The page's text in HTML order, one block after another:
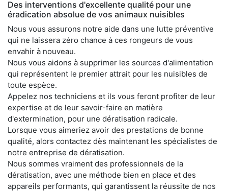
Des interventions d'excellente qualité pour une
éradication absolue de vos animaux nuisibles
Nous vous assurons notre aide dans une lutte préventive
qui ne laissera zéro chance à ces rongeurs de vous
envahir à nouveau.
Nous vous aidons à supprimer les sources d'alimentation
qui représentent le premier attrait pour les nuisibles de
toute espèce.
Appelez nos techniciens et ils vous feront profiter de leur
expertise et de leur savoir-faire en matière
d'extermination, pour une dératisation radicale.
Lorsque vous aimeriez avoir des prestations de bonne
qualité, alors contactez dès maintenant les spécialistes de
notre entreprise de dératisation.
Nous sommes vraiment des professionnels de la
dératisation, avec une méthode bien en place et des
appareils performants, qui garantissent la réussite de nos